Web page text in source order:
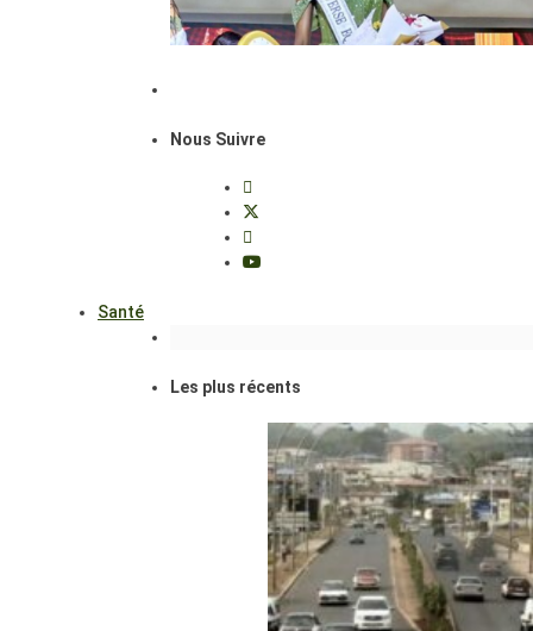
Nous Suivre
Santé
Les plus récents